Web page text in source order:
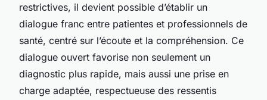
restrictives, il devient possible d’établir un
dialogue franc entre patientes et professionnels de
santé, centré sur l’écoute et la compréhension. Ce
dialogue ouvert favorise non seulement un
diagnostic plus rapide, mais aussi une prise en
charge adaptée, respectueuse des ressentis